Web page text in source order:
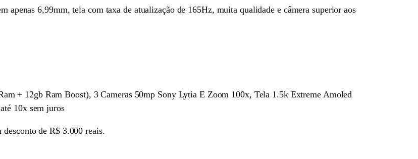
apenas 6,99mm, tela com taxa de atualização de 165Hz, muita qualidade e câmera superior aos
+ 12gb Ram Boost), 3 Cameras 50mp Sony Lytia E Zoom 100x, Tela 1.5k Extreme Amoled
10x sem juros
desconto de R$ 3.000 reais.